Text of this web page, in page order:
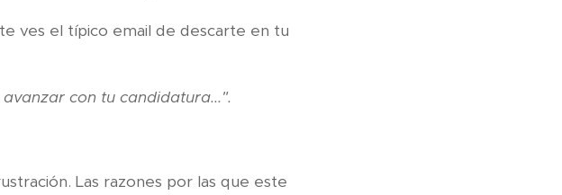
ves el típico email de descarte en tu
con tu candidatura...".
Las razones por las que este